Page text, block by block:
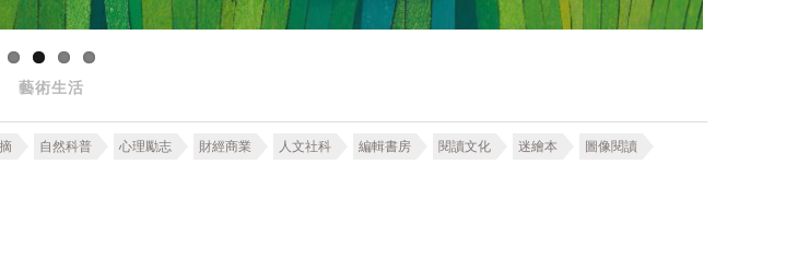
藝術生活
自然科普 心理勵志 財經商業 人文社科 編輯書房 閱讀文化 迷繪本 圖像閱讀